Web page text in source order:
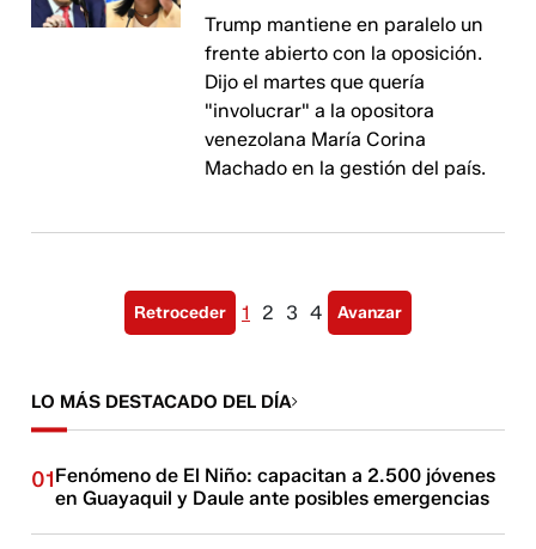
Trump mantiene en paralelo un
frente abierto con la oposición.
Dijo el martes que quería
"involucrar" a la opositora
venezolana María Corina
Machado en la gestión del país.
Retroceder 1 2 3 4 Avanzar
LO MÁS DESTACADO DEL DÍA
01Fenómeno de El Niño: capacitan a 2.500 jóvenes
en Guayaquil y Daule ante posibles emergencias